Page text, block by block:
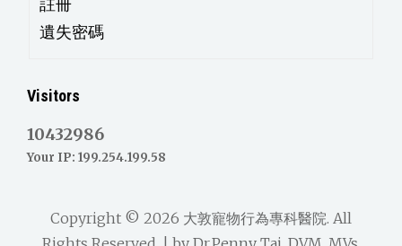
註冊
遺失密碼
Visitors
10432986
Your IP: 199.254.199.58
Copyright © 2026 大敦寵物行為專科醫院. All